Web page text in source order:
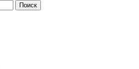
Поиск